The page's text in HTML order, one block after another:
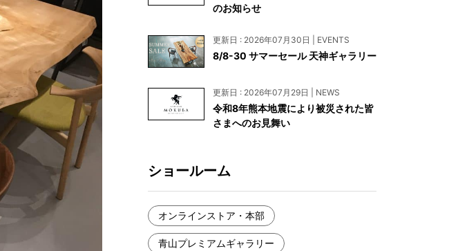
INFORMATION
NEWS
EVENT
BLOG
メディア美術協力実績
一枚板買い取りに関して
のお知らせ
更新日 : 2026年07月30日 | EVENTS
8/8-30 サマーセール 天神ギャラリー
更新日 : 2026年07月29日 | NEWS
令和8年熊本地震により被災された皆
さまへのお見舞い
ショールーム
オンラインストア・本部
青山プレミアムギャラリー